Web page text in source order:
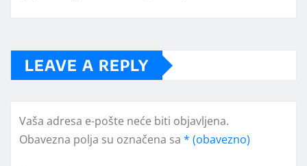
LEAVE A REPLY
Vaša adresa e-pošte neće biti objavljena.
Obavezna polja su označena sa * (obavezno)